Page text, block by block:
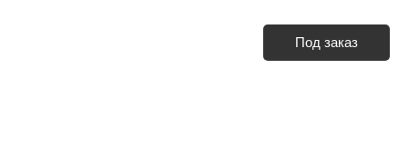
Под заказ